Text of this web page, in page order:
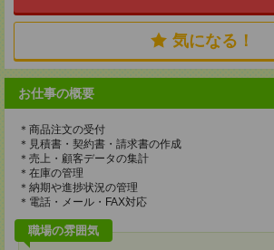
気になる！
お仕事の概要
＊商品注文の受付
＊見積書・契約書・請求書の作成
＊売上・顧客データの集計
＊在庫の管理
＊納期や進捗状況の管理
＊電話・メール・FAX対応
職場の雰囲気